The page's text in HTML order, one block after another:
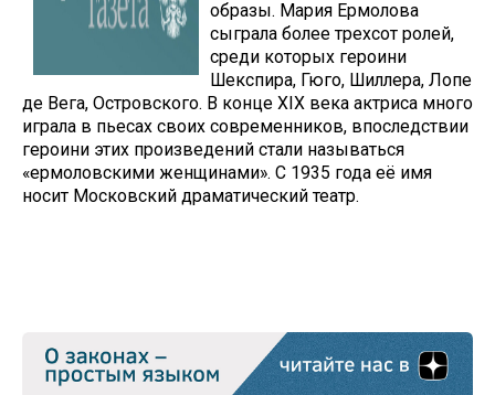
образы. Мария Ермолова
сыграла более трехсот ролей,
среди которых героини
Шекспира, Гюго, Шиллера, Лопе
де Вега, Островского. В конце XIX века актриса много
играла в пьесах своих современников, впоследствии
героини этих произведений стали называться
«ермоловскими женщинами». С 1935 года её имя
носит Московский драматический театр.